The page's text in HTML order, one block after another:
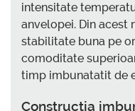
intensitate
anvelopei. Din acest
stabilitate buna pe
comoditate
timp imbunatatit de
Constructia